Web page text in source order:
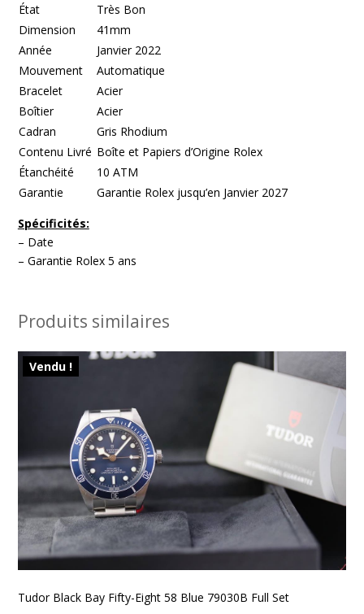
État
Très Bon
Dimension
41mm
Année
Janvier 2022
Mouvement
Automatique
Bracelet
Acier
Boîtier
Acier
Cadran
Gris Rhodium
Contenu Livré Boîte et Papiers d’Origine Rolex
Étanchéité
10 ATM
Garantie
Garantie Rolex jusqu’en Janvier 2027
Spécificités:
– Date
– Garantie Rolex 5 ans
Produits similaires
Vendu !
Tudor Black Bay Fifty-Eight 58 Blue 79030B Full Set